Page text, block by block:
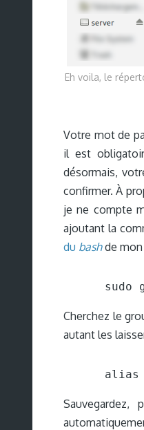
Eh voila, le
Votre mot de
il est
désormais,
confirmer. À
je ne compte
ajoutant la
du bashde mon
sudo
Cherchez le
autant les
alias